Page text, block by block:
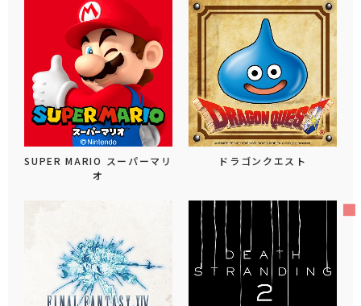
SUPER MARIO スーパーマリ
オ
ドラゴンクエスト